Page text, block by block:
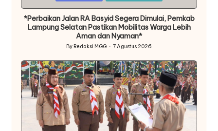
*Perbaikan Jalan RA Basyid Segera Dimulai, Pemkab
Lampung Selatan Pastikan Mobilitas Warga Lebih
Aman dan Nyaman*
Posted
By Redaksi MGG 7 Agustus 2026